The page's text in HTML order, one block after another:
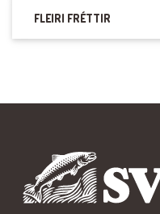
FLEIRI FRÉTTIR